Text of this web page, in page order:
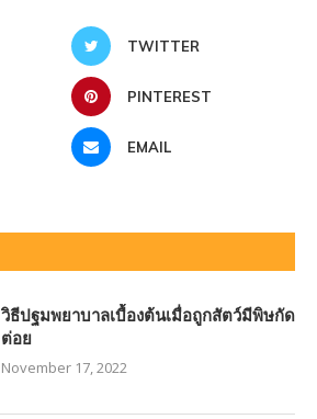
TWITTER
PINTEREST
EMAIL
วิธีปฐมพยาบาลเบื้องต้นเมื่อถูกสัตว์มีพิษกัด
ต่อย
November 17, 2022